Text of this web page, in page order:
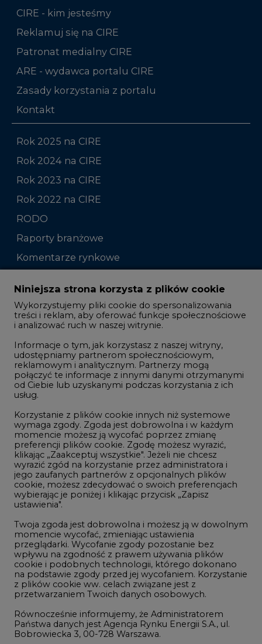
CIRE - kim jesteśmy
Reklamuj się na CIRE
Patronat medialny CIRE
ARE - wydawca portalu CIRE
Zasady korzystania z portalu
Kontakt
Rok 2025 na CIRE
Rok 2024 na CIRE
Rok 2023 na CIRE
Rok 2022 na CIRE
RODO
Raporty branżowe
Komentarze rynkowe
Zmiany kadrowe na rynku
Studio CIRE
Rozmowy o energetyce
Gospodarka
Geopolityka
LTE450
Innowacje i AI
Telekomunikacja i IT
Handel emisjami CO2
Wodór
Górnictwo
Atom
Fotowoltaika
Offshore wind
Zielone samorządy
Niniejsza strona korzysta z plików cookie
Wykorzystujemy pliki cookie do spersonalizowania
treści i reklam, aby oferować funkcje społecznościowe
i analizować ruch w naszej witrynie.
Informacje o tym, jak korzystasz z naszej witryny,
udostępniamy partnerom społecznościowym,
reklamowym i analitycznym. Partnerzy mogą
połączyć te informacje z innymi danymi otrzymanymi
od Ciebie lub uzyskanymi podczas korzystania z ich
usług.
Korzystanie z plików cookie innych niż systemowe
wymaga zgody. Zgoda jest dobrowolna i w każdym
momencie możesz ją wycofać poprzez zmianę
preferencji plików cookie. Zgodę możesz wyrazić,
klikając „Zaakceptuj wszystkie". Jeżeli nie chcesz
wyrazić zgód na korzystanie przez administratora i
jego zaufanych partnerów z opcjonalnych plików
cookie, możesz zdecydować o swoich preferencjach
wybierając je poniżej i klikając przycisk „Zapisz
ustawienia".
Twoja zgoda jest dobrowolna i możesz ją w dowolnym
momencie wycofać, zmieniając ustawienia
przeglądarki. Wycofanie zgody pozostanie bez
wpływu na zgodność z prawem używania plików
cookie i podobnych technologii, którego dokonano
na podstawie zgody przed jej wycofaniem. Korzystanie
z plików cookie ww. celach związane jest z
przetwarzaniem Twoich danych osobowych.
Równocześnie informujemy, że Administratorem
Państwa danych jest Agencja Rynku Energii S.A., ul.
Bobrowiecka 3, 00-728 Warszawa.